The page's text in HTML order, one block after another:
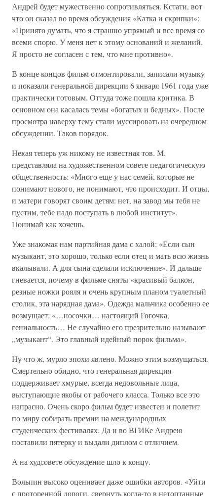
Андрей будет мужественно сопротивляться. Кстати, вот
что он сказал во время обсуждения «Катка и скрипки»:
«Принято думать, что я страшно упрямый и все время со
всеми спорю. У меня нет к этому оснований и желаний.
Я просто не согласен с тем, что мне противно».
В конце концов фильм отмонтировали, записали музыку
и показали генеральной дирекции 6 января 1961 года уже
практически готовым. Оттуда тоже пошла критика. В
основном она касалась темы «богатых и бедных». После
просмотра наверху тему стали муссировать на очередном
обсуждении. Таков порядок.
Некая теперь уж никому не известная тов. М.
представляла на художественном совете педагогическую
общественность: «Много еще у нас семей, которые не
понимают нового, не понимают, что происходит. И отцы,
и матери говорят своим детям: нет, на завод мы тебя не
пустим, тебе надо поступать в любой институт».
Понимай как хочешь.
Уже знакомая нам партийная дама с халой: «Если сын
музыкант, это хорошо, только если отец и мать всю жизнь
вкалывали. А для сына сделали исключение». И дальше
гневается, почему в фильме сняты «красивый балкон,
резные ножки рояля и очень крупным планом туалетный
столик, эта нарядная дама». Одежда мальчика особенно ее
возмущает: «…носочки… настоящий Гогочка,
гениальность… Не случайно его презрительно называют
„музыкант“. Это главный идейный порок фильма».
Ну что ж, мурло эпохи явлено. Можно этим возмущаться.
Смертельно обидно, что генеральная дирекция
поддерживает хмурые, всегда недовольные лица,
выступающие якобы от рабочего класса. Только все это
напрасно. Очень скоро фильм будет известен и полетит
по миру собирать премии на международных
студенческих фестивалях. Да и во ВГИКе Андрею
поставили пятерку и выдали диплом с отличием.
А на худсовете обсуждение шло к концу.
Вольпин высоко оценивает даже ошибки авторов. «Уйти
с проторенной дороги, свернуть когда-то в нетоптанные